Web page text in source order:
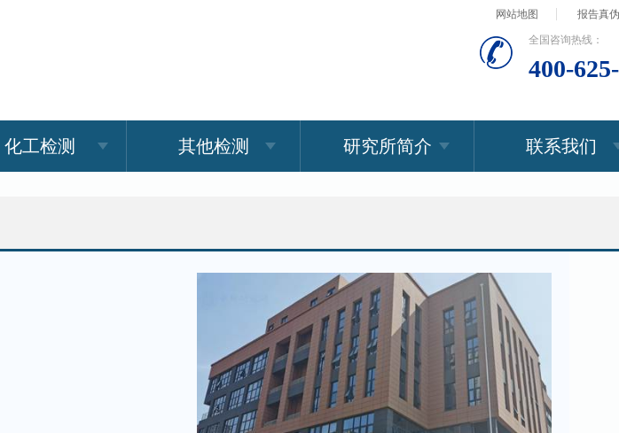
网站地图 报告真
全国咨询热线：
400-
化工检测 其他检测 研究所简介 联系我们